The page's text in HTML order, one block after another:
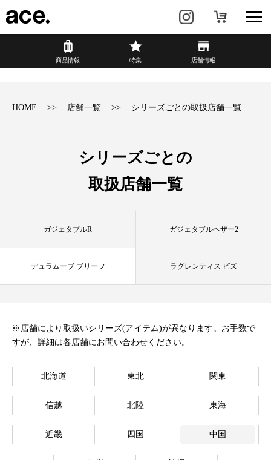
商品情報
カジュアル HAyU×ace.
店舗情報 新着情報
商品情報 特集 店舗情報
HOME 店舗一覧 シリーズごとの取扱店舗一覧
シリーズごとの
取扱店舗一覧
ガジェタブルR ガジェタブルヘザー2
デュラムーブ ブリーフ ラグレンティス ビズ
※店舗により取扱いシリーズ(アイテム)が異なります。お手数で
すが、詳細は各店舗にお問い合わせください。
北海道 東北 関東
信越 北陸 東海
近畿 四国 中国